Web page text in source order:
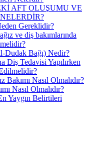
AFT OLUŞUMU VE
Gereklidir?
ve diş bakımlarında
Dudak Bağı) Nedir?
Diş Tedavisi Yapılırken
Bakımı Nasıl Olmalıdır?
Nasıl Olmalıdır?
Yaygın Belirtileri